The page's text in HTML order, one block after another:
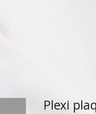
Plexi